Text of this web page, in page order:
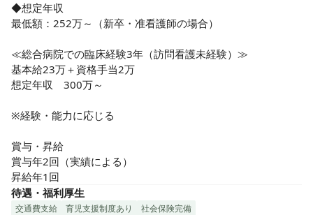
◆想定年収
最低額：252万～（新卒・准看護師の場合）
≪総合病院での臨床経験3年（訪問看護未経験）≫
基本給23万＋資格手当2万
想定年収　300万～
※経験・能力に応じる
賞与・昇給
賞与年2回（実績による）
昇給年1回
待遇・福利厚生
交通費支給 育児支援制度あり 社会保険完備